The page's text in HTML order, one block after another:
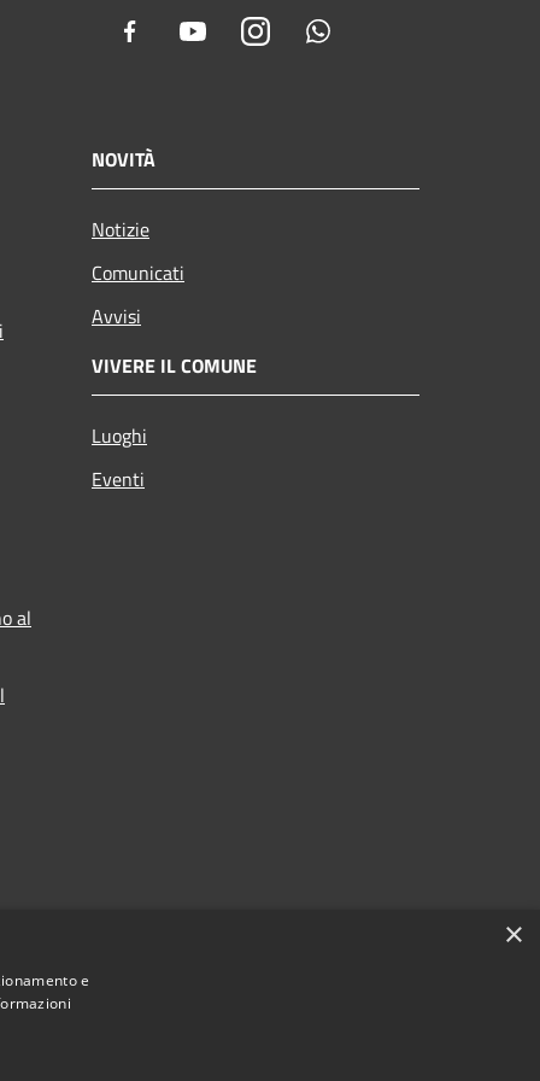
Facebook YoutubeInstagram
NOVITÀ
Notizie
Comunicati
Avvisi
VIVERE IL COMUNE
Luoghi
Eventi
al
×
e